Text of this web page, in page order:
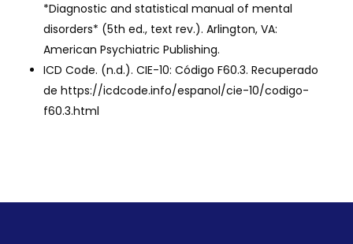
*Diagnostic and statistical manual of mental
disorders* (5th ed., text rev.). Arlington, VA:
American Psychiatric Publishing.
ICD Code. (n.d.). CIE-10: Código F60.3. Recuperado
de https://icdcode.info/espanol/cie-10/codigo-
f60.3.html